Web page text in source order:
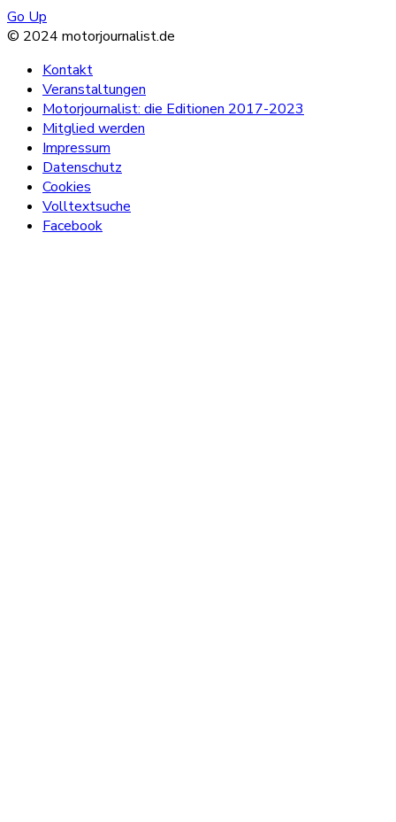
Go Up
© 2024 motorjournalist.de
Kontakt
Veranstaltungen
Motorjournalist: die Editionen 2017-2023
Mitglied werden
Impressum
Datenschutz
Cookies
Volltextsuche
Facebook